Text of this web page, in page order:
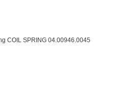
COIL SPRING 04.00946.0045